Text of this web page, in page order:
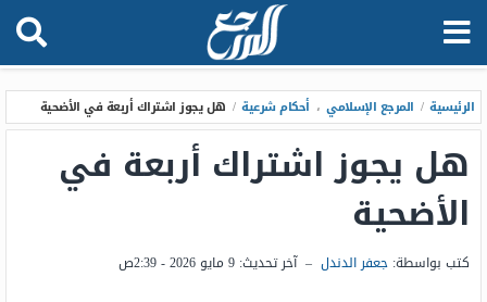
الرئيسية / المرجع الإسلامي ، أحكام شرعية / هل يجوز اشتراك أربعة في الأضحية
هل يجوز اشتراك أربعة في
الأضحية
كتب بواسطة: جعفر الدندل – آخر تحديث: 9 مايو 2026 - 2:39ص